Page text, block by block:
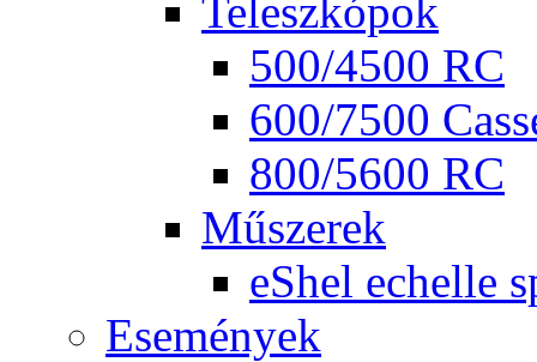
Te­lesz­kó­pok
500/4500 RC
600/7500
800/5600 RC
Mű­sze­rek
eS­hel echel­le
Ese­mé­nyek